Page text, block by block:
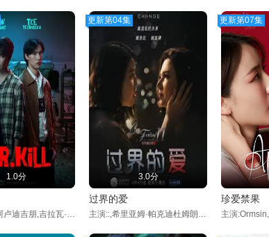
1.0分
主演:钟朋·阿卢迪吉朋,吉拉瓦·苏提瓦尼沙克,提拉得·威提帕尼
更新第04集
3.0分
过界的爱
主演::,希里亚姆·帕克迪杜姆朗格瑞特,缇卡彭·瑞塔阿芘楠
更新第07集
珍爱禁果